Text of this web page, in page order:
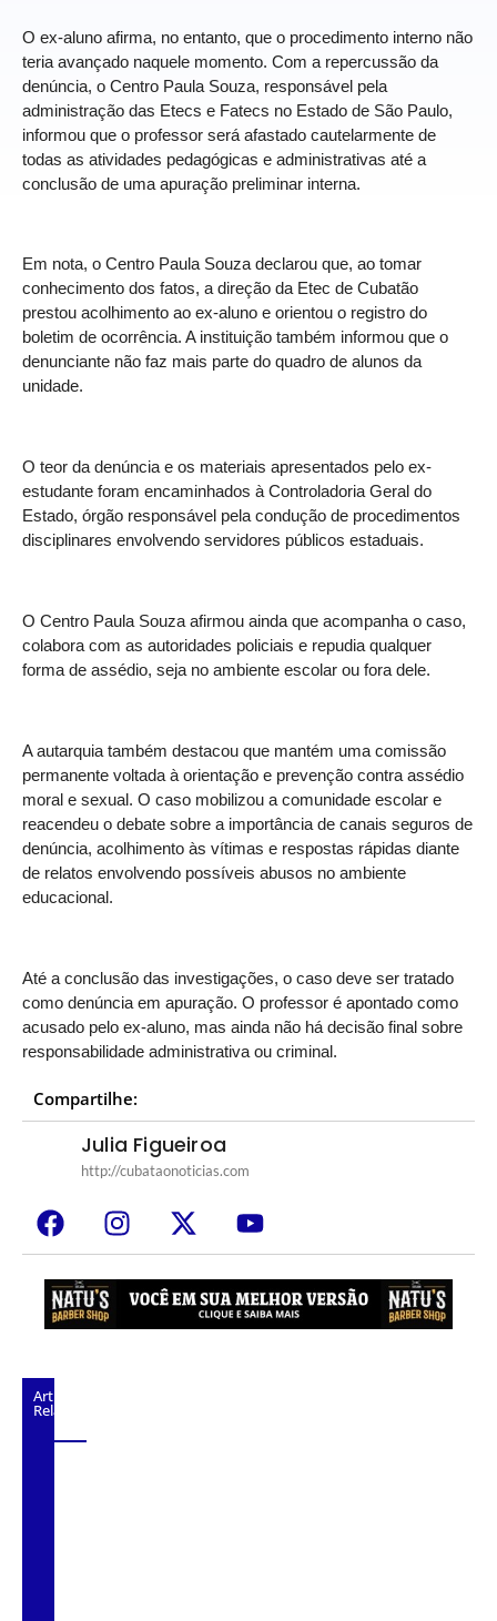
O ex-aluno afirma, no entanto, que o procedimento interno não
teria avançado naquele momento. Com a repercussão da
denúncia, o Centro Paula Souza, responsável pela
administração das Etecs e Fatecs no Estado de São Paulo,
informou que o professor será afastado cautelarmente de
todas as atividades pedagógicas e administrativas até a
conclusão de uma apuração preliminar interna.
Em nota, o Centro Paula Souza declarou que, ao tomar
conhecimento dos fatos, a direção da Etec de Cubatão
prestou acolhimento ao ex-aluno e orientou o registro do
boletim de ocorrência. A instituição também informou que o
denunciante não faz mais parte do quadro de alunos da
unidade.
O teor da denúncia e os materiais apresentados pelo ex-
estudante foram encaminhados à Controladoria Geral do
Estado, órgão responsável pela condução de procedimentos
disciplinares envolvendo servidores públicos estaduais.
O Centro Paula Souza afirmou ainda que acompanha o caso,
colabora com as autoridades policiais e repudia qualquer
forma de assédio, seja no ambiente escolar ou fora dele.
A autarquia também destacou que mantém uma comissão
permanente voltada à orientação e prevenção contra assédio
moral e sexual. O caso mobilizou a comunidade escolar e
reacendeu o debate sobre a importância de canais seguros de
denúncia, acolhimento às vítimas e respostas rápidas diante
de relatos envolvendo possíveis abusos no ambiente
educacional.
Até a conclusão das investigações, o caso deve ser tratado
como denúncia em apuração. O professor é apontado como
acusado pelo ex-aluno, mas ainda não há decisão final sobre
responsabilidade administrativa ou criminal.
Compartilhe:
Julia Figueiroa
http://cubataonoticias.com
Artigos
Relacionados